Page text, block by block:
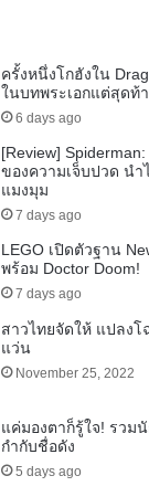
ครั้งหนึ่งโกฮังใน
ในบทพระเอกแต่สุดท้
6 days ago
[Review]
ของความเจ็บปวด นำ
แมงมุม
7 days ago
LEGO เปิดตัวฐาน
พร้อม Doctor Doom!
7 days ago
สาวไทยจัดให้ แปลงโ
แว่น
November 25, 2022
แค่มองตาก็รู้ใจ! รวม
กำกับชื่อดัง
5 days ago